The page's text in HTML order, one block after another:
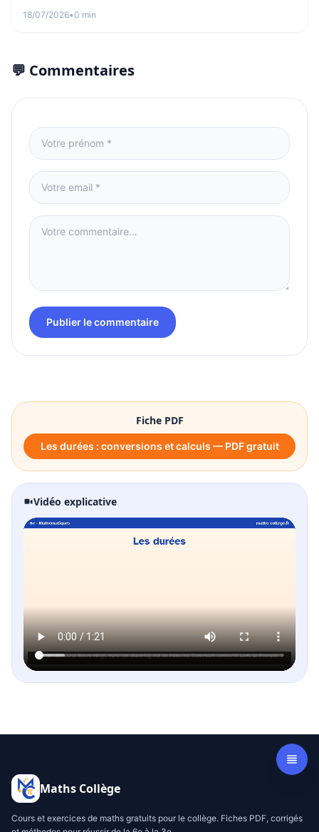
18/07/2026•0 min
💬 Commentaires
Publier le commentaire
Fiche PDF
Les durées : conversions et calculs — PDF gratuit
Vidéo explicative
Maths Collège
Cours et exercices de maths gratuits pour le collège. Fiches PDF, corrigés